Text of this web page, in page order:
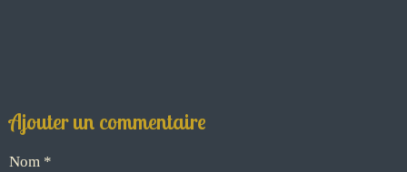
Ajouter un commentaire
Nom *